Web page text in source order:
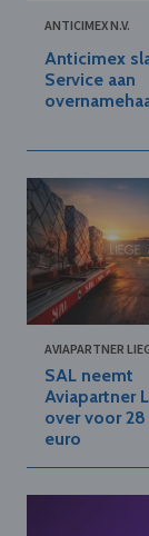
ANTICIMEX N.V.
Anticimex
Service aan
AVIAPARTNER
SAL neemt
Aviapartner
over voor
euro